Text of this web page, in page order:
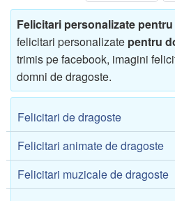
Felicitari personalizate
felicitari personalizate pentru
trimis pe facebook, imagini
domni de dragoste.
Felicitari de dragoste
Felicitari animate de dragoste
Felicitari muzicale de dragoste